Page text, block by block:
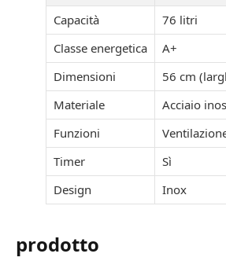
Capacità
76 litri
Classe energetica
A+
Dimensioni
56 cm
Materiale
Acciaio
Funzioni
Timer
Sì
Design
Inox
prodotto